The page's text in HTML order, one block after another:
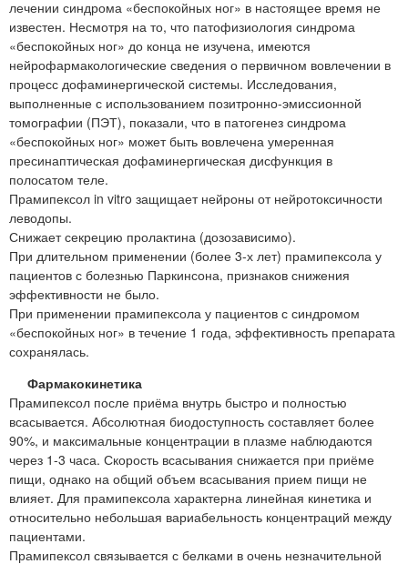
лечении синдрома «беспокойных ног» в настоящее время не
известен. Несмотря на то, что патофизиология синдрома
«беспокойных ног» до конца не изучена, имеются
нейрофармакологические сведения о первичном вовлечении в
процесс дофаминергической системы. Исследования,
выполненные с использованием позитронно-эмиссионной
томографии (ПЭТ), показали, что в патогенез синдрома
«беспокойных ног» может быть вовлечена умеренная
пресинаптическая дофаминергическая дисфункция в
полосатом теле.
Прамипексол in vitro защищает нейроны от нейротоксичности
леводопы.
Снижает секрецию пролактина (дозозависимо).
При длительном применении (более 3-х лет) прамипексола у
пациентов с болезнью Паркинсона, признаков снижения
эффективности не было.
При применении прамипексола у пациентов с синдромом
«беспокойных ног» в течение 1 года, эффективность препарата
сохранялась.
Фармакокинетика
Прамипексол после приёма внутрь быстро и полностью
всасывается. Абсолютная биодоступность составляет более
90%, и максимальные концентрации в плазме наблюдаются
через 1-3 часа. Скорость всасывания снижается при приёме
пищи, однако на общий объем всасывания прием пищи не
влияет. Для прамипексола характерна линейная кинетика и
относительно небольшая вариабельность концентраций между
пациентами.
Прамипексол связывается с белками в очень незначительной